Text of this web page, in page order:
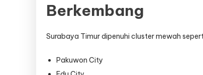
Berkembang
Surabaya Timur dipenuhi cluster mewah
Pakuwon City